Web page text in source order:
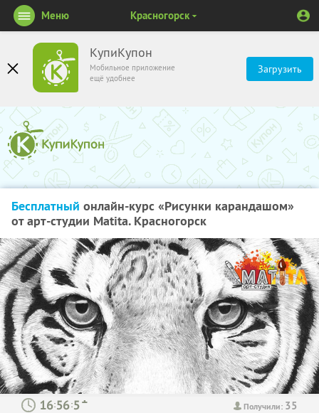
КупиКупон
Мобильное приложение
ещё удобнее
Загрузить
Меню Красногорск
Бесплатный онлайн-курс «Рисунки карандашом»
от арт-студии Matita. Красногорск
Получили: 35
: :